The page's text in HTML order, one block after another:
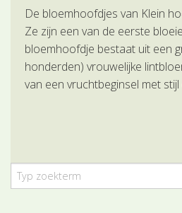
De bloemhoofdjes van Klein
Ze zijn een van de eerste
bloemhoofdje bestaat uit een
honderden) vrouwelijke
van een vruchtbeginsel met